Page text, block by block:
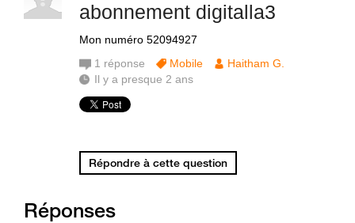
abonnement digitalla3
Mon numéro 52094927
1 réponse Mobile
Haitham G.
Il y a presque 2 ans
Répondre à cette question
Réponses